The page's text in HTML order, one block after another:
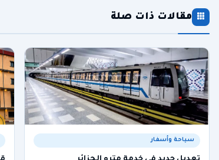
مقالات ذات صلة
سياحة وأسفار